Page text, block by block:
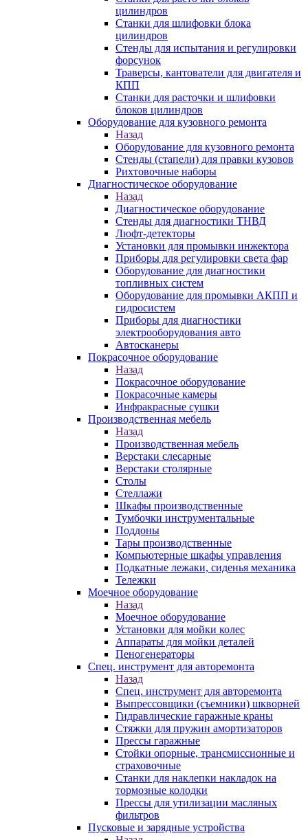
цилиндров
Станки для шлифовки блока
цилиндров
Стенды для испытания и регулировки
форсунок
Траверсы, кантователи для двигателя и
КПП
Станки для расточки и шлифовки
блоков цилиндров
Оборудование для кузовного ремонта
Назад
Оборудование для кузовного ремонта
Стенды (стапели) для правки кузовов
Рихтовочные наборы
Диагностическое оборудование
Назад
Диагностическое оборудование
Стенды для диагностики ТНВД
Люфт-детекторы
Установки для промывки инжектора
Приборы для регулировки света фар
Оборудование для диагностики
топливных систем
Оборудование для промывки АКПП и
гидросистем
Приборы для диагностики
электрооборудования авто
Автосканеры
Покрасочное оборудование
Назад
Покрасочное оборудование
Покрасочные камеры
Инфракрасные сушки
Производственная мебель
Назад
Производственная мебель
Верстаки слесарные
Верстаки столярные
Столы
Стеллажи
Шкафы производственные
Тумбочки инструментальные
Поддоны
Тары производственные
Компьютерные шкафы управления
Подкатные лежаки, сиденья механика
Тележки
Моечное оборудование
Назад
Моечное оборудование
Установки для мойки колес
Аппараты для мойки деталей
Пеногенераторы
Спец. инструмент для авторемонта
Назад
Спец. инструмент для авторемонта
Выпрессовщики (съемники) шкворней
Гидравлические гаражные краны
Стяжки для пружин амортизаторов
Прессы гаражные
Стойки опорные, трансмиссионные и
страховочные
Станки для наклепки накладок на
тормозные колодки
Прессы для утилизации масляных
фильтров
Пусковые и зарядные устройства